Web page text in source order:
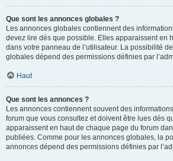
Que sont les annonces globales ?
Les annonces globales contiennent des
devez lire dès que possible. Elles apparaissent en
dans votre panneau de l’utilisateur. La possibilité
globales dépend des permissions définies par
Haut
Que sont les annonces ?
Les annonces contiennent souvent des
forum que vous consultez et doivent être lues dès
apparaissent en haut de chaque page du forum
publiées. Comme pour les annonces globales, la
annonces dépend des permissions définies par